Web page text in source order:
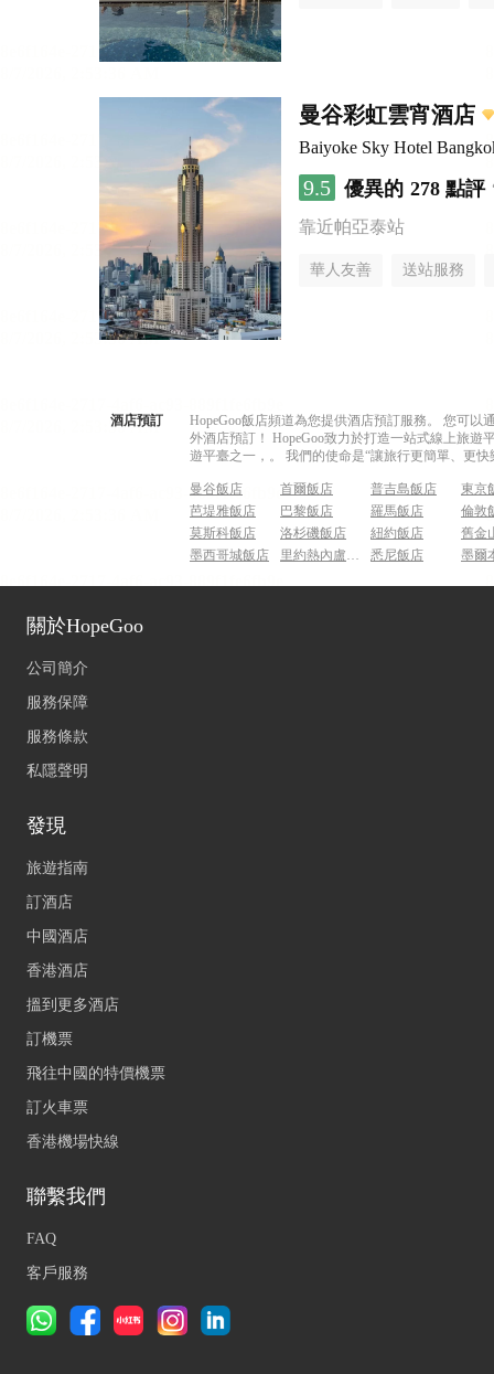
曼谷彩虹雲宵酒店
Baiyoke Sky Hotel
9.5 優異的 278 點評
靠近帕亞泰站
華人友善 送站服務
酒店預訂
HopeGoo飯店頻道為您提供酒店預訂服務。 您可
外酒店預訂！ HopeGoo致力於打造一站式線上旅
遊平臺之一，。 我們的使命是“讓旅行更簡單、更
曼谷飯店 首爾飯店 普吉島飯店
東京
芭堤雅飯店
巴黎飯店 羅馬飯店
倫敦
莫斯科飯店
洛杉磯飯店 紐約飯店
舊金
墨西哥城飯店
里約熱內盧飯店 悉尼飯店 墨爾
關於HopeGoo
公司簡介
服務保障
服務條款
私隱聲明
發現
旅遊指南
訂酒店
中國酒店
香港酒店
搵到更多酒店
訂機票
飛往中國的特價機票
訂火車票
香港機場快線
聯繫我們
FAQ
客戶服務